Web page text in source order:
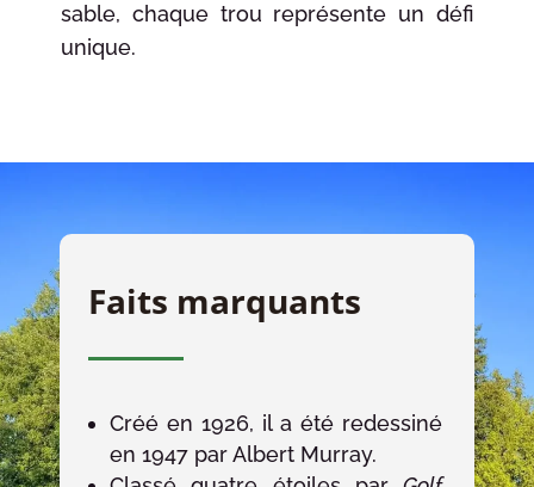
sable, chaque trou représente un défi
unique.
Faits marquants
Créé en 1926, il a été redessiné
en 1947 par Albert Murray.